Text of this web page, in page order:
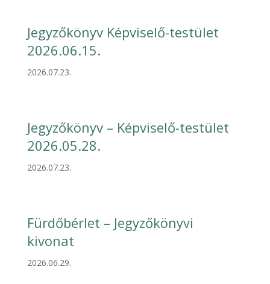
Jegyzőkönyv Képviselő-testület
2026.06.15.
2026.07.23.
Jegyzőkönyv – Képviselő-testület
2026.05.28.
2026.07.23.
Fürdőbérlet – Jegyzőkönyvi
kivonat
2026.06.29.